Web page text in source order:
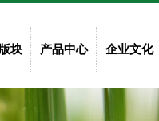
块 产品中心 企业文化